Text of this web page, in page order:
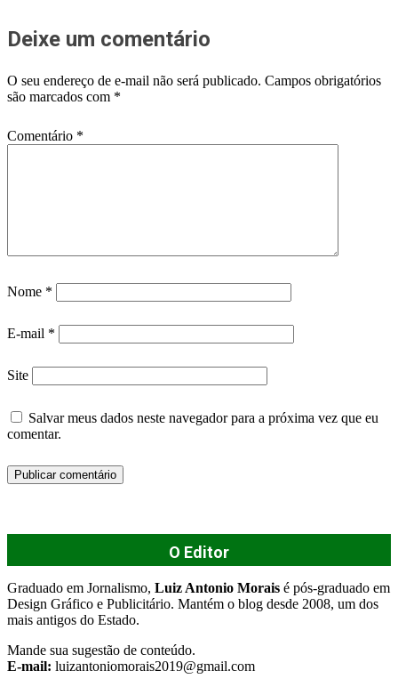
Deixe um comentário
O seu endereço de e-mail não será publicado. Campos obrigatórios
são marcados com *
Comentário *
Nome *
E-mail *
Site
Salvar meus dados neste navegador para a próxima vez que eu
comentar.
O Editor
Graduado em Jornalismo, Luiz Antonio Morais é pós-graduado em
Design Gráfico e Publicitário. Mantém o blog desde 2008, um dos
mais antigos do Estado.
Mande sua sugestão de conteúdo.
E-mail: luizantoniomorais2019@gmail.com